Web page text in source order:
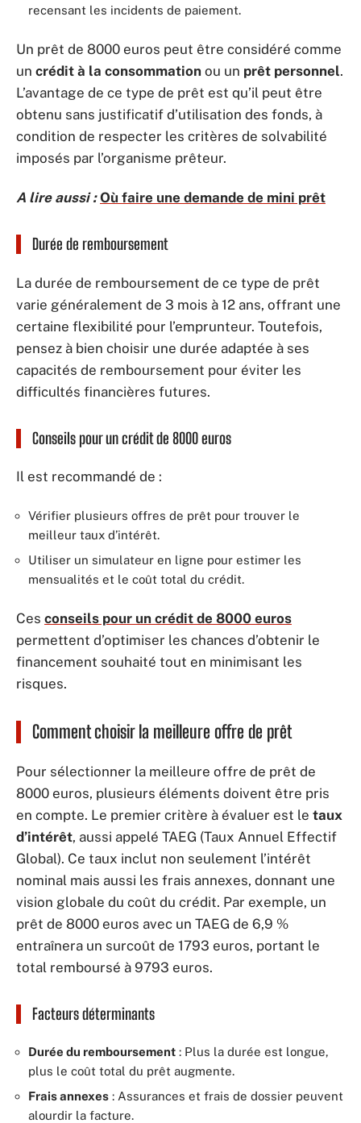
recensant les incidents de paiement.
Un prêt de 8000 euros peut être considéré comme
un crédit à la consommation ou un prêt personnel.
L’avantage de ce type de prêt est qu’il peut être
obtenu sans justificatif d’utilisation des fonds, à
condition de respecter les critères de solvabilité
imposés par l’organisme prêteur.
A lire aussi : Où faire une demande de mini prêt
Durée de remboursement
La durée de remboursement de ce type de prêt
varie généralement de 3 mois à 12 ans, offrant une
certaine flexibilité pour l’emprunteur. Toutefois,
pensez à bien choisir une durée adaptée à ses
capacités de remboursement pour éviter les
difficultés financières futures.
Conseils pour un crédit de 8000 euros
Il est recommandé de :
Vérifier plusieurs offres de prêt pour trouver le
meilleur taux d’intérêt.
Utiliser un simulateur en ligne pour estimer les
mensualités et le coût total du crédit.
Ces conseils pour un crédit de 8000 euros
permettent d’optimiser les chances d’obtenir le
financement souhaité tout en minimisant les
risques.
Comment choisir la meilleure offre de prêt
Pour sélectionner la meilleure offre de prêt de
8000 euros, plusieurs éléments doivent être pris
en compte. Le premier critère à évaluer est le taux
d’intérêt, aussi appelé TAEG (Taux Annuel Effectif
Global). Ce taux inclut non seulement l’intérêt
nominal mais aussi les frais annexes, donnant une
vision globale du coût du crédit. Par exemple, un
prêt de 8000 euros avec un TAEG de 6,9 %
entraînera un surcoût de 1793 euros, portant le
total remboursé à 9793 euros.
Facteurs déterminants
Durée du remboursement : Plus la durée est longue,
plus le coût total du prêt augmente.
Frais annexes : Assurances et frais de dossier peuvent
alourdir la facture.